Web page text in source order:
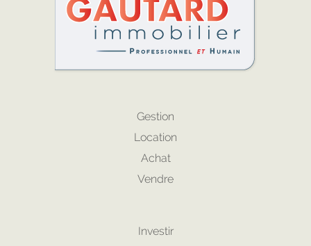
Gestion
Location
Achat
Vendre
Investir